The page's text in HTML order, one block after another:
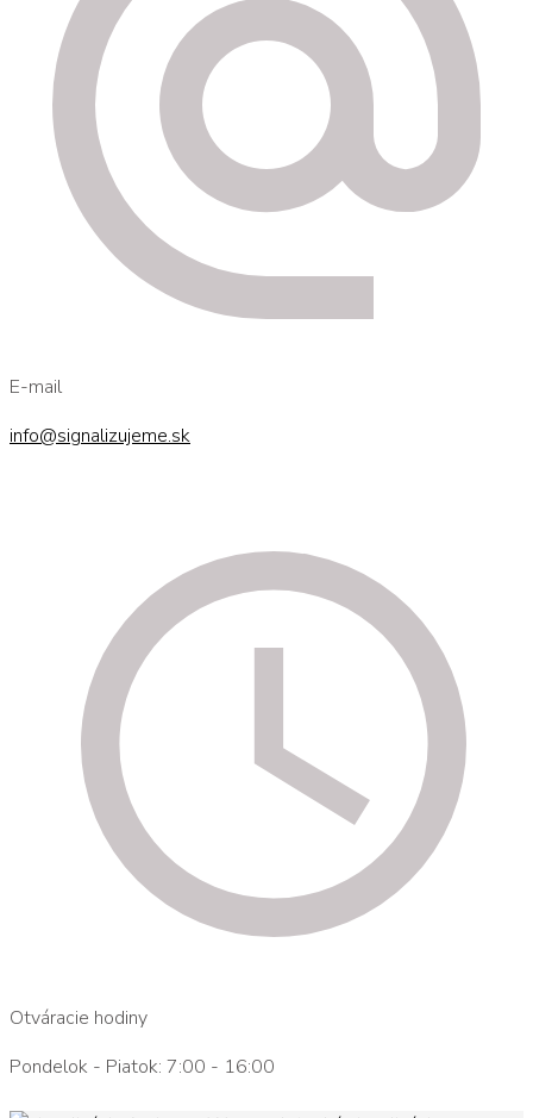
E-mail
info@signalizujeme.sk
Otváracie hodiny
Pondelok - Piatok: 7:00 - 16:00